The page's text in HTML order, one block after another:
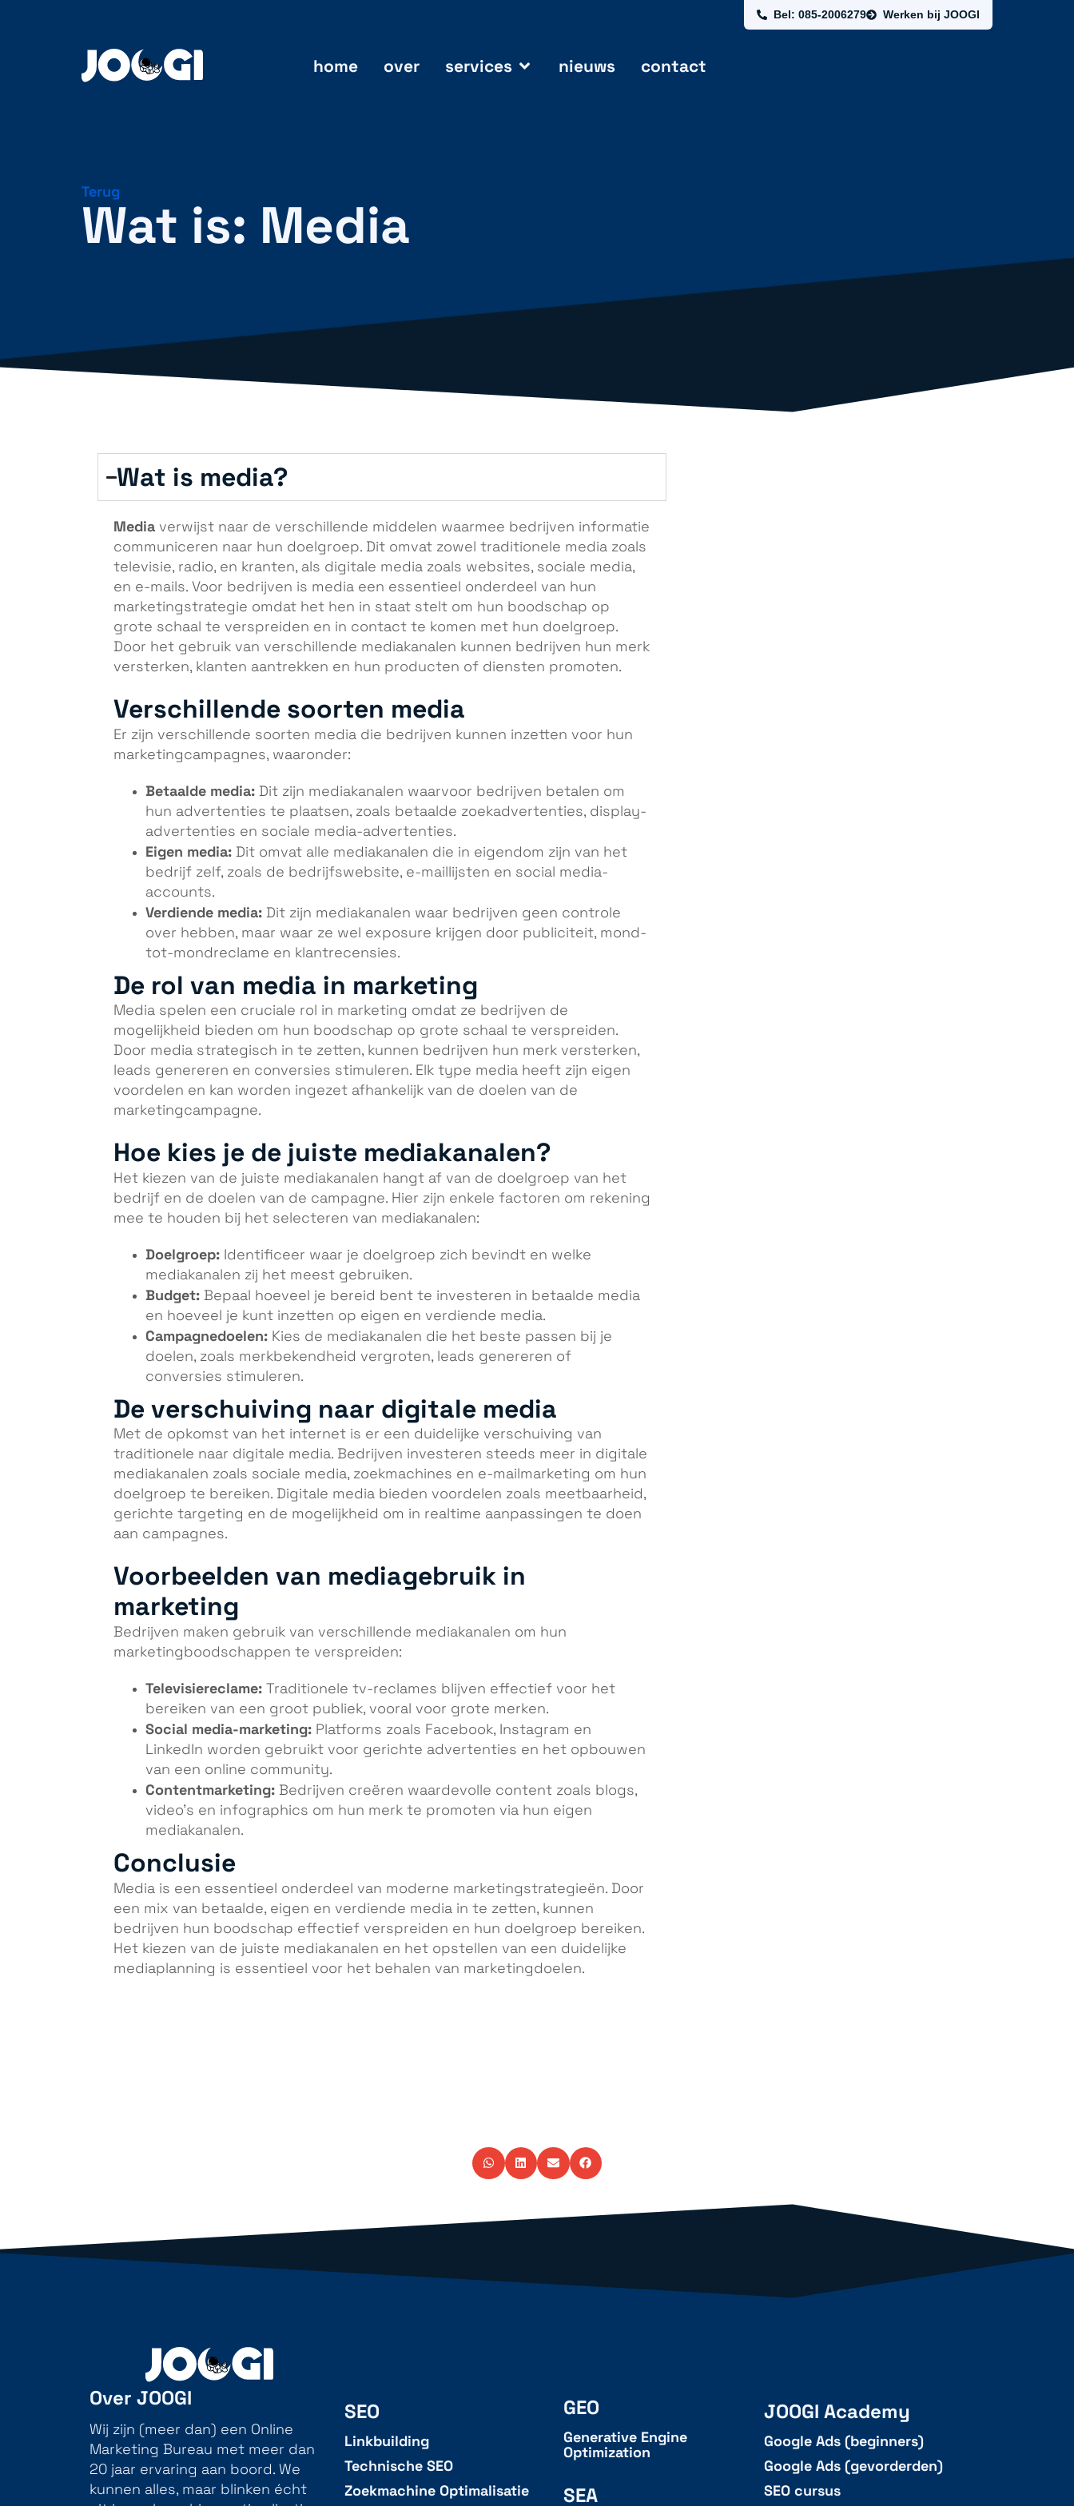
Bel: 085-2006279 Werken bij JOOGI
home over services nieuws contact
Terug
Wat is: Media
Wat is media?
Media verwijst naar de verschillende middelen waarmee bedrijven informatie
communiceren naar hun doelgroep. Dit omvat zowel traditionele media zoals
televisie, radio, en kranten, als digitale media zoals websites, sociale media,
en e-mails. Voor bedrijven is media een essentieel onderdeel van hun
marketingstrategie omdat het hen in staat stelt om hun boodschap op
grote schaal te verspreiden en in contact te komen met hun doelgroep.
Door het gebruik van verschillende mediakanalen kunnen bedrijven hun merk
versterken, klanten aantrekken en hun producten of diensten promoten.
Verschillende soorten media
Er zijn verschillende soorten media die bedrijven kunnen inzetten voor hun
marketingcampagnes, waaronder:
Betaalde media: Dit zijn mediakanalen waarvoor bedrijven betalen om
hun advertenties te plaatsen, zoals betaalde zoekadvertenties, display-
advertenties en sociale media-advertenties.
Eigen media: Dit omvat alle mediakanalen die in eigendom zijn van het
bedrijf zelf, zoals de bedrijfswebsite, e-maillijsten en social media-
accounts.
Verdiende media: Dit zijn mediakanalen waar bedrijven geen controle
over hebben, maar waar ze wel exposure krijgen door publiciteit, mond-
tot-mondreclame en klantrecensies.
De rol van media in marketing
Media spelen een cruciale rol in marketing omdat ze bedrijven de
mogelijkheid bieden om hun boodschap op grote schaal te verspreiden.
Door media strategisch in te zetten, kunnen bedrijven hun merk versterken,
leads genereren en conversies stimuleren. Elk type media heeft zijn eigen
voordelen en kan worden ingezet afhankelijk van de doelen van de
marketingcampagne.
Hoe kies je de juiste mediakanalen?
Het kiezen van de juiste mediakanalen hangt af van de doelgroep van het
bedrijf en de doelen van de campagne. Hier zijn enkele factoren om rekening
mee te houden bij het selecteren van mediakanalen:
Doelgroep: Identificeer waar je doelgroep zich bevindt en welke
mediakanalen zij het meest gebruiken.
Budget: Bepaal hoeveel je bereid bent te investeren in betaalde media
en hoeveel je kunt inzetten op eigen en verdiende media.
Campagnedoelen: Kies de mediakanalen die het beste passen bij je
doelen, zoals merkbekendheid vergroten, leads genereren of
conversies stimuleren.
De verschuiving naar digitale media
Met de opkomst van het internet is er een duidelijke verschuiving van
traditionele naar digitale media. Bedrijven investeren steeds meer in digitale
mediakanalen zoals sociale media, zoekmachines en e-mailmarketing om hun
doelgroep te bereiken. Digitale media bieden voordelen zoals meetbaarheid,
gerichte targeting en de mogelijkheid om in realtime aanpassingen te doen
aan campagnes.
Voorbeelden van mediagebruik in
marketing
Bedrijven maken gebruik van verschillende mediakanalen om hun
marketingboodschappen te verspreiden:
Televisiereclame: Traditionele tv-reclames blijven effectief voor het
bereiken van een groot publiek, vooral voor grote merken.
Social media-marketing: Platforms zoals Facebook, Instagram en
LinkedIn worden gebruikt voor gerichte advertenties en het opbouwen
van een online community.
Contentmarketing: Bedrijven creëren waardevolle content zoals blogs,
video’s en infographics om hun merk te promoten via hun eigen
mediakanalen.
Conclusie
Media is een essentieel onderdeel van moderne marketingstrategieën. Door
een mix van betaalde, eigen en verdiende media in te zetten, kunnen
bedrijven hun boodschap effectief verspreiden en hun doelgroep bereiken.
Het kiezen van de juiste mediakanalen en het opstellen van een duidelijke
mediaplanning is essentieel voor het behalen van marketingdoelen.
Over JOOGI
Wij zijn (meer dan) een Online
Marketing Bureau met meer dan
20 jaar ervaring aan boord. We
kunnen alles, maar blinken écht
SEO
Linkbuilding
Technische SEO
Zoekmachine Optimalisatie
GEO
Generative Engine
Optimization
SEA
JOOGI Academy
Google Ads (beginners)
Google Ads (gevorderden)
SEO cursus